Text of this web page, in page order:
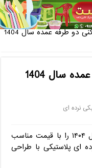
زیباترین گلدان بالکنی دو طرفه عمده سال 1404
زیباترین گلدان بالکنی دو طرفه عمده سال 1404
نرده ای
زیباترین گلدان بالکنی دو طرفه عمده سال ۱۴۰۴ را با قیمت مناسب
‌ای پلاستیکی با طراحی